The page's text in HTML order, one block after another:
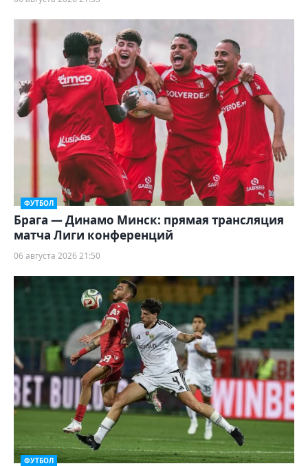
ФУТБОЛ
Брага — Динамо Минск: прямая трансляция
матча Лиги конференций
06 августа 2026 21:50
ФУТБОЛ